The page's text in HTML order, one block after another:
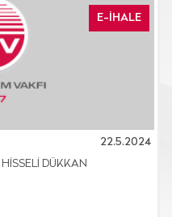
E-İHALE
22.5.2024
DÜKKAN